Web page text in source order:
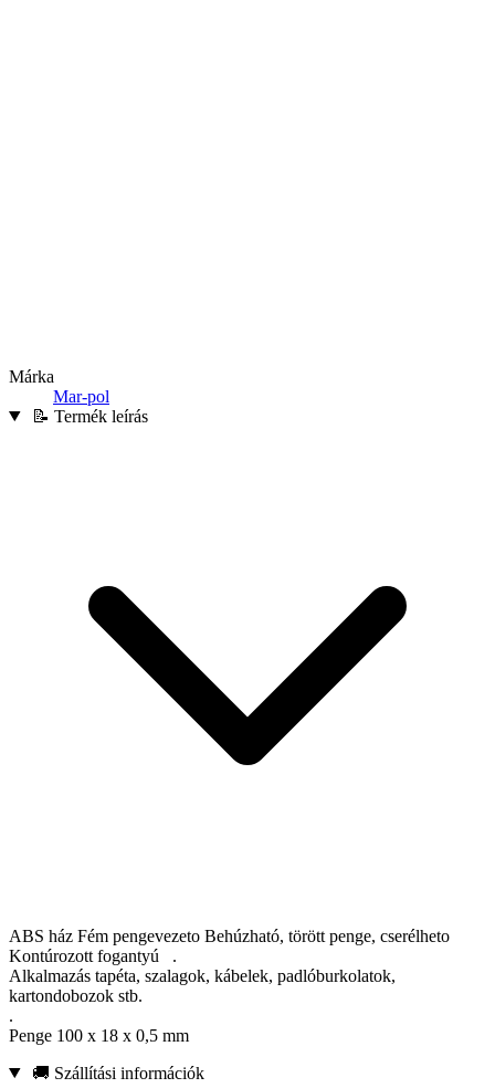
Márka
Mar-pol
📝 Termék leírás
ABS ház Fém pengevezeto Behúzható, törött penge, cserélheto
Kontúrozott fogantyú .
Alkalmazás tapéta, szalagok, kábelek, padlóburkolatok,
kartondobozok stb.
.
Penge 100 x 18 x 0,5 mm
🚚 Szállítási információk